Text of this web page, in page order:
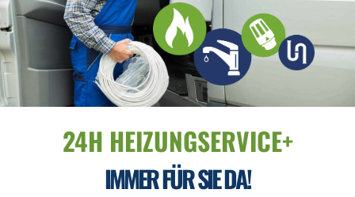
24H HEIZUNGSERVICE+
IMMER FÜR SIE DA!